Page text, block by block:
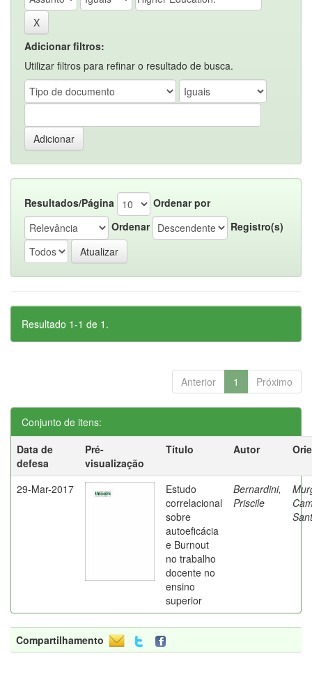
Adicionar filtros:
Utilizar filtros para refinar o resultado de busca.
Resultados/Página
Ordenar por
Ordenar
Registro(s)
Resultado 1-1 de 1.
Anterior 1 Próximo
Conjunto de itens:
Data de
defesa
Pré-
visualização
Título Autor
29-Mar-2017
Estudo
correlacional
sobre
autoeficácia
e Burnout
no trabalho
docente no
ensino
superior
Bernardini,
Priscile
Compartilhamento